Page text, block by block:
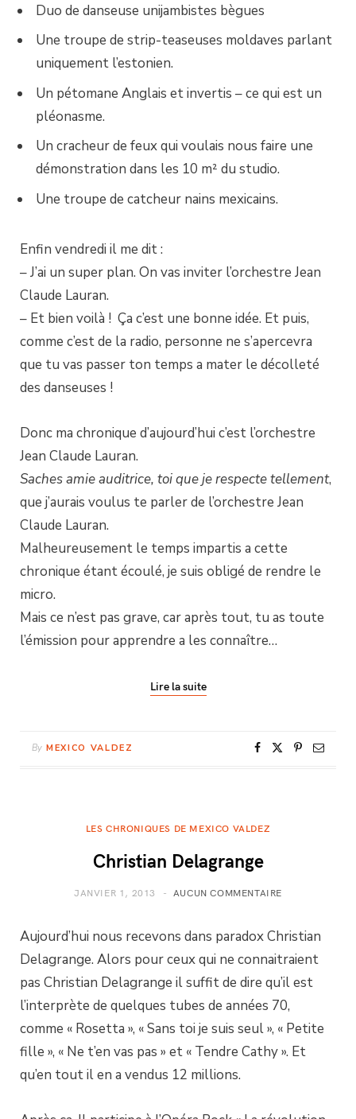
Duo de danseuse unijambistes bègues
Une troupe de strip-teaseuses moldaves parlant
uniquement l’estonien.
Un pétomane Anglais et invertis – ce qui est un
pléonasme.
Un cracheur de feux qui voulais nous faire une
démonstration dans les 10 m² du studio.
Une troupe de catcheur nains mexicains.
Enfin vendredi il me dit :
– J’ai un super plan. On vas inviter l’orchestre Jean
Claude Lauran.
– Et bien voilà ! Ça c’est une bonne idée. Et puis,
comme c’est de la radio, personne ne s’apercevra
que tu vas passer ton temps a mater le décolleté
des danseuses !
Donc ma chronique d’aujourd’hui c’est l’orchestre
Jean Claude Lauran.
Saches amie auditrice, toi que je respecte tellement,
que j’aurais voulus te parler de l’orchestre Jean
Claude Lauran.
Malheureusement le temps impartis a cette
chronique étant écoulé, je suis obligé de rendre le
micro.
Mais ce n’est pas grave, car après tout, tu as toute
l’émission pour apprendre a les connaître…
Lire la suite
By MEXICO VALDEZ
LES CHRONIQUES DE MEXICO VALDEZ
Christian Delagrange
JANVIER 1, 2013 AUCUN COMMENTAIRE
Aujourd’hui nous recevons dans paradox Christian
Delagrange. Alors pour ceux qui ne connaitraient
pas Christian Delagrange il suffit de dire qu’il est
l’interprète de quelques tubes de années 70,
comme « Rosetta », « Sans toi je suis seul », « Petite
fille », « Ne t’en vas pas » et « Tendre Cathy ». Et
qu’en tout il en a vendus 12 millions.